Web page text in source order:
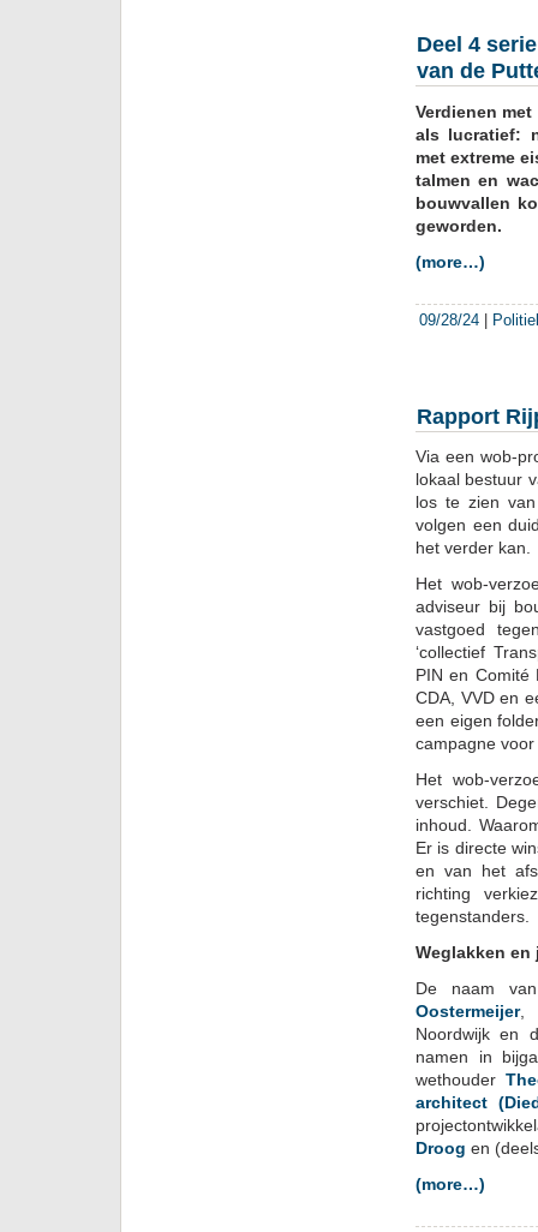
Deel 4
van de
Verdienen
als lucratief:
met extreme
talmen en
bouwvallen
geworden.
(more…)
09/28/24
Rapport
Via een wob-
lokaal bestuur
los te zien
volgen een
het verder kan.
Het wob-
adviseur bij
vastgoed
‘collectief
PIN en Comité
CDA, VVD en
een eigen
campagne
Het wob-
verschiet.
inhoud.
Er is directe
en van het
richting
tegenstanders.
Weglakken en
De naam
Oostermeijer,
Noordwijk en
namen in
wethouder
architect
Droog en
(more…)